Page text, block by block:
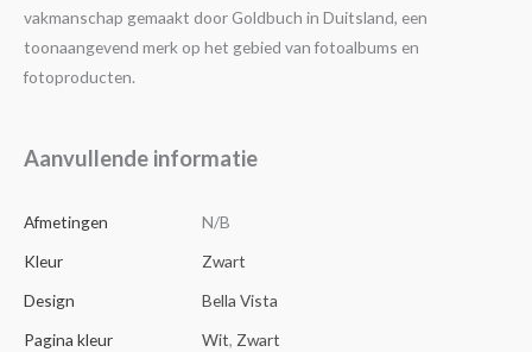
vakmanschap gemaakt door Goldbuch in Duitsland, een
toonaangevend merk op het gebied van fotoalbums en
fotoproducten.
Aanvullende informatie
Afmetingen
N/B
Kleur
Zwart
Design
Bella Vista
Pagina kleur
Wit, Zwart